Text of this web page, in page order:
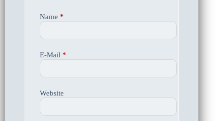
Name *
E-Mail *
Website